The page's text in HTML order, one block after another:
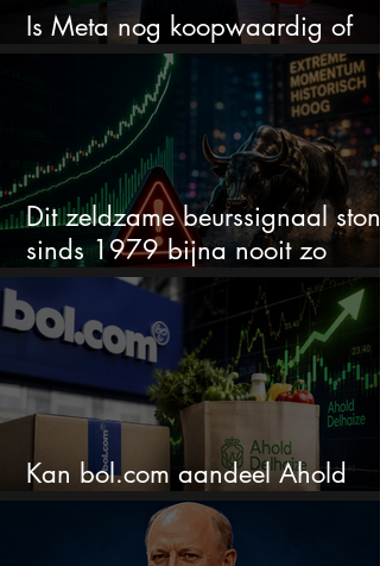
Is Meta nog koopwaardig of
wordt het tijd om te verkopen?
Dit zeldzame beurssignaal stond
sinds 1979 bijna nooit zo
extreem
Kan bol.com aandeel Ahold
nieuw leven inblazen?